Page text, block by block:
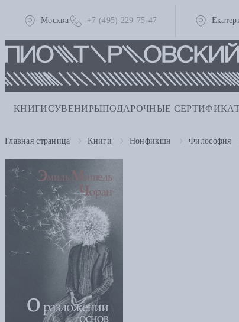
Москва +7 (495) 229-75-47
КНИГИСУВЕНИРЫПОДАРОЧНЫЕ
Главная страница Книги Нонфикшн Философия